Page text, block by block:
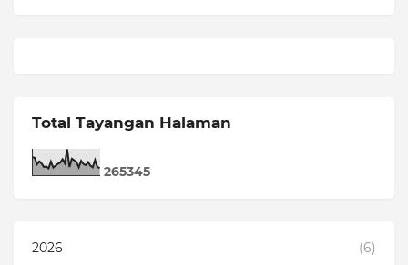
Total Tayangan Halaman
265345
2026
(6)